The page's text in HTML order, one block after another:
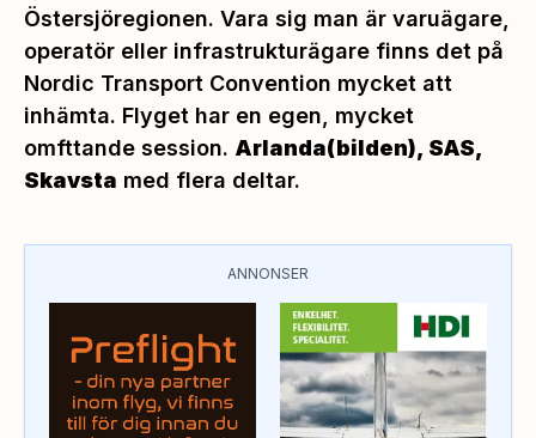
Östersjöregionen. Vara sig man är varuägare,
operatör eller infrastrukturägare finns det på
Nordic Transport Convention mycket att
inhämta. Flyget har en egen, mycket
omfttande session. Arlanda(bilden), SAS,
Skavsta med flera deltar.
ANNONSER